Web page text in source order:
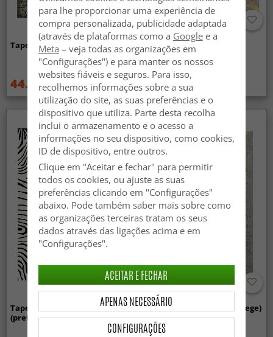
Tapete Wilton - Taknis (verde)
44.99 € 59.99 €
Tapete Wilton - Elena
(bege/dourado)
44.99 € 59.99 €
Tapete Wilton - Zebra
(preto/branco)
Tapete Wilton - Mateur (bege)
para lhe proporcionar uma experiência de
compra personalizada, publicidade adaptada
(através de plataformas como a Googlee a
Meta – veja todas as organizações em
"Configurações") e para manter os nossos
websites fiáveis e seguros. Para isso,
recolhemos informações sobre a sua
utilização do site, as suas preferências e o
dispositivo que utiliza. Parte desta recolha
inclui o armazenamento e o acesso a
informações no seu dispositivo, como cookies,
ID de dispositivo, entre outros.
Clique em "Aceitar e fechar" para permitir
todos os cookies, ou ajuste as suas
preferências clicando em "Configurações"
abaixo. Pode também saber mais sobre como
as organizações terceiras tratam os seus
dados através das ligações acima e em
"Configurações".
CONFIGURAÇÕES
APENAS NECESSÁRIO
ACEITAR E FECHAR